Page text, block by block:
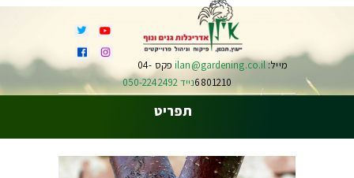
מייל:ilan@gardening.co.il
פקס 04-
6801210נייד 050-2242492
תפריט